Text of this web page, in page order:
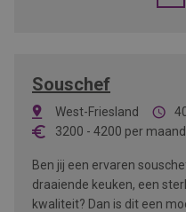
Souschef
West-Friesland
3200 - 4200 per maand
Ben jij een ervaren
draaiende keuken, een
kwaliteit? Dan is dit een